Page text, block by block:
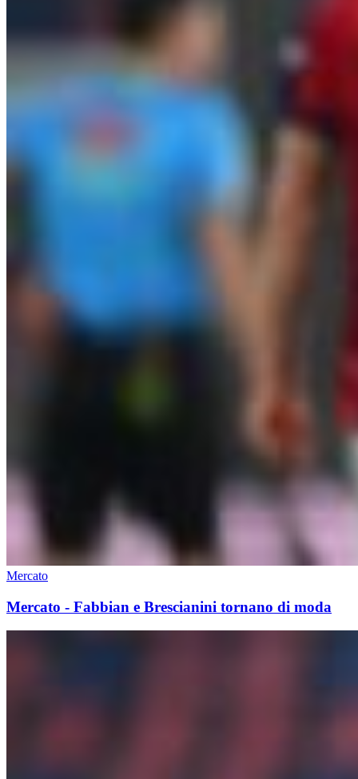
Mercato
Mercato - Fabbian e Brescianini tornano di moda